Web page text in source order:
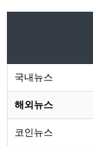
국내뉴스
해외뉴스
코인뉴스